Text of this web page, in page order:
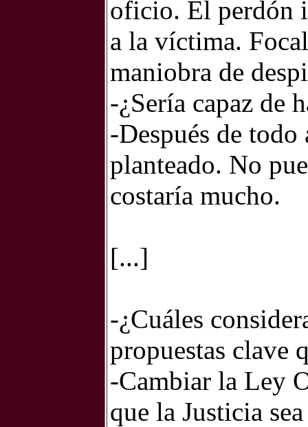
oficio. El perdón
a la víctima.
maniobra de
-¿Sería capaz de
-Después de
planteado. No
costaría mucho.
[...]
-¿Cuáles
propuestas clave
-Cambiar la Ley
que la Justicia